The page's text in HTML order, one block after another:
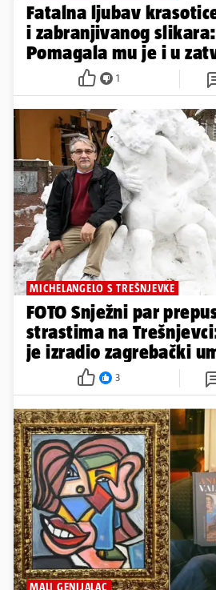
Fatalna ljubav
i zabranjivanog slikara:
Pomagala mu je i u
1
MICHELANGELO S TREŠNJEVKE
FOTO Snježni par
strastima na
je izradio zagrebački
3
MALI GENIJALAC